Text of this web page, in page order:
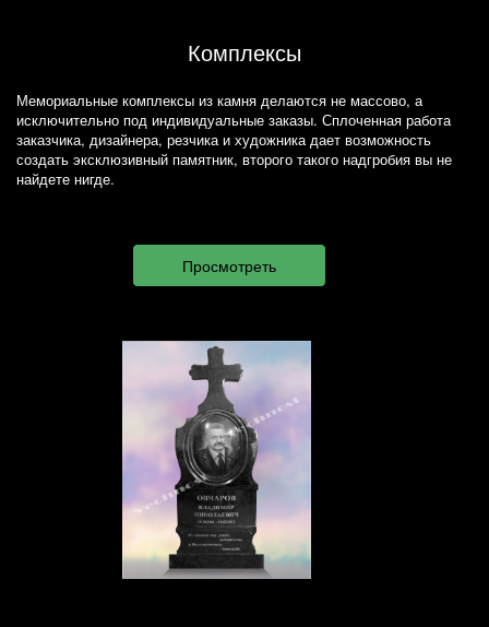
Комплексы
Мемориальные комплексы из камня делаются не массово, а
исключительно под индивидуальные заказы. Сплоченная работа
заказчика, дизайнера, резчика и художника дает возможность
создать эксклюзивный памятник, второго такого надгробия вы не
найдете нигде.